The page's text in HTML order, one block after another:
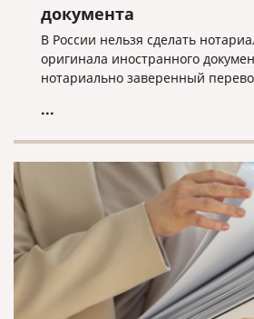
документа
В России нельзя сделать
оригинала иностранного
нотариально заверенный
...